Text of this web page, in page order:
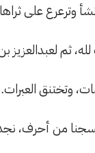
وترعرع على
ثم
وتختنق
من أحرف،